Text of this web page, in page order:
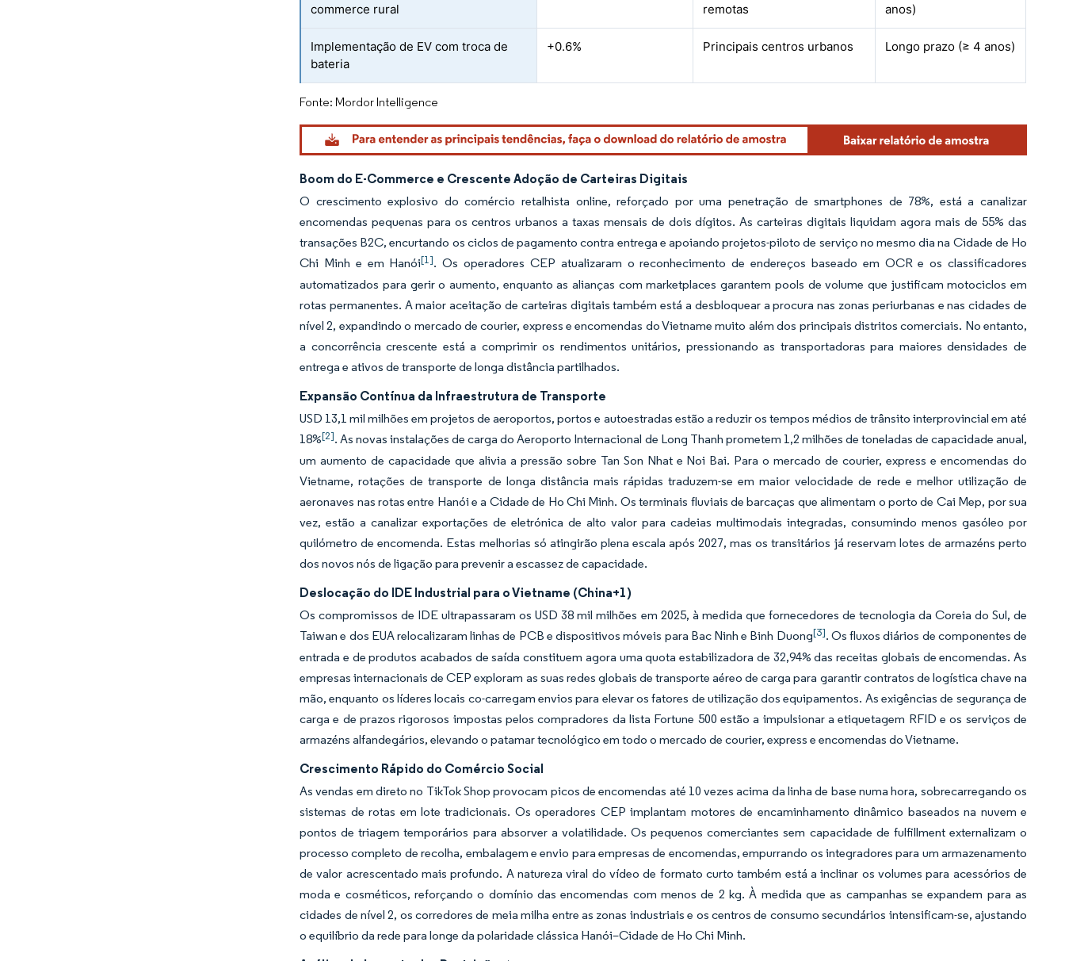
commerce rural
remotas
anos)
Implementação de EV com troca de
bateria
+0.6% Principais centros urbanos Longo prazo (≥ 4 anos)
Fonte: Mordor Intelligence
Boom do E-Commerce e Crescente Adoção de Carteiras Digitais
O crescimento explosivo do comércio retalhista online, reforçado por uma penetração de smartphones de 78%, está a canalizar
encomendas pequenas para os centros urbanos a taxas mensais de dois dígitos. As carteiras digitais liquidam agora mais de 55% das
transações B2C, encurtando os ciclos de pagamento contra entrega e apoiando projetos-piloto de serviço no mesmo dia na Cidade de Ho
Chi Minh e em Hanói[1]. Os operadores CEP atualizaram o reconhecimento de endereços baseado em OCR e os classificadores
automatizados para gerir o aumento, enquanto as alianças com marketplaces garantem pools de volume que justificam motociclos em
rotas permanentes. A maior aceitação de carteiras digitais também está a desbloquear a procura nas zonas periurbanas e nas cidades de
nível 2, expandindo o mercado de courier, express e encomendas do Vietname muito além dos principais distritos comerciais. No entanto,
a concorrência crescente está a comprimir os rendimentos unitários, pressionando as transportadoras para maiores densidades de
entrega e ativos de transporte de longa distância partilhados.
Expansão Contínua da Infraestrutura de Transporte
USD 13,1 mil milhões em projetos de aeroportos, portos e autoestradas estão a reduzir os tempos médios de trânsito interprovincial em até
18%[2]. As novas instalações de carga do Aeroporto Internacional de Long Thanh prometem 1,2 milhões de toneladas de capacidade anual,
um aumento de capacidade que alivia a pressão sobre Tan Son Nhat e Noi Bai. Para o mercado de courier, express e encomendas do
Vietname, rotações de transporte de longa distância mais rápidas traduzem-se em maior velocidade de rede e melhor utilização de
aeronaves nas rotas entre Hanói e a Cidade de Ho Chi Minh. Os terminais fluviais de barcaças que alimentam o porto de Cai Mep, por sua
vez, estão a canalizar exportações de eletrónica de alto valor para cadeias multimodais integradas, consumindo menos gasóleo por
quilómetro de encomenda. Estas melhorias só atingirão plena escala após 2027, mas os transitários já reservam lotes de armazéns perto
dos novos nós de ligação para prevenir a escassez de capacidade.
Deslocação do IDE Industrial para o Vietname (China+1)
Os compromissos de IDE ultrapassaram os USD 38 mil milhões em 2025, à medida que fornecedores de tecnologia da Coreia do Sul, de
Taiwan e dos EUA relocalizaram linhas de PCB e dispositivos móveis para Bac Ninh e Binh Duong[3]. Os fluxos diários de componentes de
entrada e de produtos acabados de saída constituem agora uma quota estabilizadora de 32,94% das receitas globais de encomendas. As
empresas internacionais de CEP exploram as suas redes globais de transporte aéreo de carga para garantir contratos de logística chave na
mão, enquanto os líderes locais co-carregam envios para elevar os fatores de utilização dos equipamentos. As exigências de segurança de
carga e de prazos rigorosos impostas pelos compradores da lista Fortune 500 estão a impulsionar a etiquetagem RFID e os serviços de
armazéns alfandegários, elevando o patamar tecnológico em todo o mercado de courier, express e encomendas do Vietname.
Crescimento Rápido do Comércio Social
As vendas em direto no TikTok Shop provocam picos de encomendas até 10 vezes acima da linha de base numa hora, sobrecarregando os
sistemas de rotas em lote tradicionais. Os operadores CEP implantam motores de encaminhamento dinâmico baseados na nuvem e
pontos de triagem temporários para absorver a volatilidade. Os pequenos comerciantes sem capacidade de fulfillment externalizam o
processo completo de recolha, embalagem e envio para empresas de encomendas, empurrando os integradores para um armazenamento
de valor acrescentado mais profundo. A natureza viral do vídeo de formato curto também está a inclinar os volumes para acessórios de
moda e cosméticos, reforçando o domínio das encomendas com menos de 2 kg. À medida que as campanhas se expandem para as
cidades de nível 2, os corredores de meia milha entre as zonas industriais e os centros de consumo secundários intensificam-se, ajustando
o equilíbrio da rede para longe da polaridade clássica Hanói–Cidade de Ho Chi Minh.